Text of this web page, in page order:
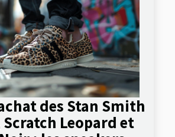
des Stan Smith
Leopard et